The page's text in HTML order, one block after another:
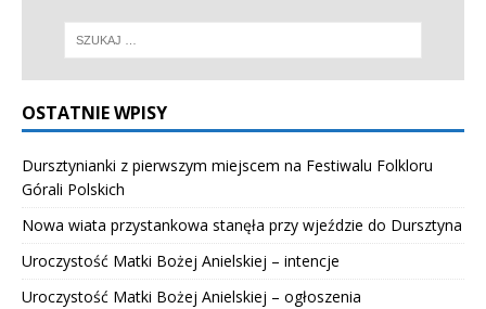
OSTATNIE WPISY
Dursztynianki z pierwszym miejscem na Festiwalu Folkloru
Górali Polskich
Nowa wiata przystankowa stanęła przy wjeździe do Dursztyna
Uroczystość Matki Bożej Anielskiej – intencje
Uroczystość Matki Bożej Anielskiej – ogłoszenia